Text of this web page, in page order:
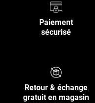
Paiement
sécurisé
Retour & échange
gratuit en magasin